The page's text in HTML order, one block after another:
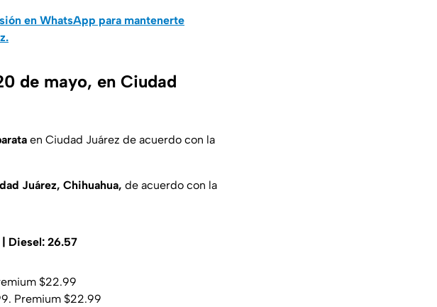
en WhatsApp para mantenerte
de mayo, en Ciudad
en Ciudad Juárez de acuerdo con la
Juárez, Chihuahua, de acuerdo con la
| Diesel: 26.57
$22.99
Premium $22.99